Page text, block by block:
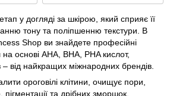
у догляді за шкірою, який сприяє її
тону та поліпшенню текстури. В
Shop ви знайдете професійні
на основі AHA, BHA, PHA кислот,
від найкращих міжнародних брендів.
ороговілі клітини, очищує пори,
та дрібних зморшок.